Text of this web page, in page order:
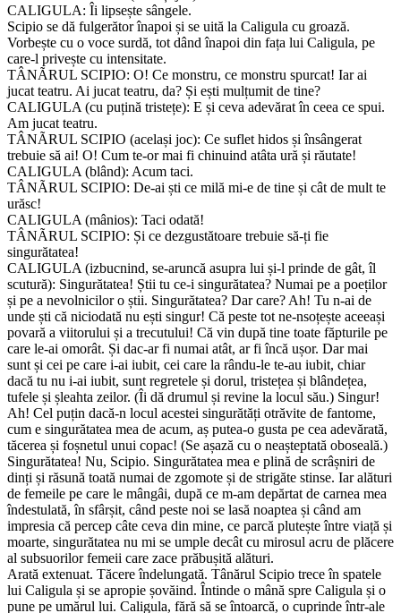
CALIGULA: Îi lipsește sângele.
Scipio se dă fulgerător înapoi și se uită la Caligula cu groază.
Vorbește cu o voce surdă, tot dând înapoi din fața lui Caligula, pe
care-l privește cu intensitate.
TÂNÃRUL SCIPIO: O! Ce monstru, ce monstru spurcat! Iar ai
jucat teatru. Ai jucat teatru, da? Și ești mulțumit de tine?
CALIGULA (cu puțină tristețe): E și ceva adevărat în ceea ce spui.
Am jucat teatru.
TÂNÃRUL SCIPIO (același joc): Ce suflet hidos și însângerat
trebuie să ai! O! Cum te-or mai fi chinuind atâta ură și răutate!
CALIGULA (blând): Acum taci.
TÂNÃRUL SCIPIO: De-ai ști ce milă mi-e de tine și cât de mult te
urăsc!
CALIGULA (mânios): Taci odată!
TÂNÃRUL SCIPIO: Și ce dezgustătoare trebuie să-ți fie
singurătatea!
CALIGULA (izbucnind, se-aruncă asupra lui și-l prinde de gât, îl
scutură): Singurătatea! Știi tu ce-i singurătatea? Numai pe a poeților
și pe a nevolnicilor o știi. Singurătatea? Dar care? Ah! Tu n-ai de
unde ști că niciodată nu ești singur! Că peste tot ne-nsoțește aceeași
povară a viitorului și a trecutului! Că vin după tine toate făpturile pe
care le-ai omorât. Și dac-ar fi numai atât, ar fi încă ușor. Dar mai
sunt și cei pe care i-ai iubit, cei care la rându-le te-au iubit, chiar
dacă tu nu i-ai iubit, sunt regretele și dorul, tristețea și blândețea,
tufele și șleahta zeilor. (Îi dă drumul și revine la locul său.) Singur!
Ah! Cel puțin dacă-n locul acestei singurătăți otrăvite de fantome,
cum e singurătatea mea de acum, aș putea-o gusta pe cea adevărată,
tăcerea și foșnetul unui copac! (Se așază cu o neașteptată oboseală.)
Singurătatea! Nu, Scipio. Singurătatea mea e plină de scrâșniri de
dinți și răsună toată numai de zgomote și de strigăte stinse. Iar alături
de femeile pe care le mângâi, după ce m-am depărtat de carnea mea
îndestulată, în sfârșit, când peste noi se lasă noaptea și când am
impresia că percep câte ceva din mine, ce parcă plutește între viață și
moarte, singurătatea nu mi se umple decât cu mirosul acru de plăcere
al subsuorilor femeii care zace prăbușită alături.
Arată extenuat. Tăcere îndelungată. Tânărul Scipio trece în spatele
lui Caligula și se apropie șovăind. Întinde o mână spre Caligula și o
pune pe umărul lui. Caligula, fără să se întoarcă, o cuprinde într-ale